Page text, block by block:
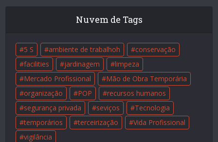
Nuvem de Tags
5 S ambiente de trabalhoh
conservação
facilities
jardinagem
limpeza
Mercado Profissional
Mão de Obra Temporária
organização
POP
recursos humanos
segurança privada
seviços
Tecnologia
temporários
terceirização
Vida Profissional
vigilância